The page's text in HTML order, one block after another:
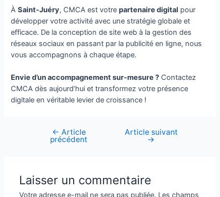
ÀSaint-Juéry, CMCA est votrepartenaire digital pour
développer votre activité avec une stratégie globale et
efficace. De la conception de site web à la gestion des
réseaux sociaux en passant par la publicité en ligne, nous
vous accompagnons à chaque étape.
Envie d’un accompagnement sur-mesure ? Contactez
CMCA dès aujourd’hui et transformez votre présence
digitale en véritable levier de croissance !
Navigation
← Article
précédent
Article suivant
→
Laisser un commentaire
Votre adresse e-mail ne sera pas publiée. Les champs